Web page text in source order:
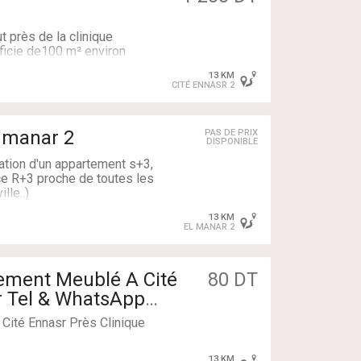
cafés
écoles ,marché , station
principale nouvelle ére ,
donne la bonne visibilité
parking à l'extérieur.
près de la clinique
de100 m² environ
Kiné ou même
Agence Immobilière
13 KM
CITÉ ENNASR 2
2
PAS DE PRIX
DISPONIBLE
d'un appartement s+3,
R+3 proche de toutes les
13 KM
EL MANAR 2
Meublé A Cité
& WhatsApp
80 DT
Ennasr Près Clinique
13 KM